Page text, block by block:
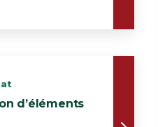
d’éléments